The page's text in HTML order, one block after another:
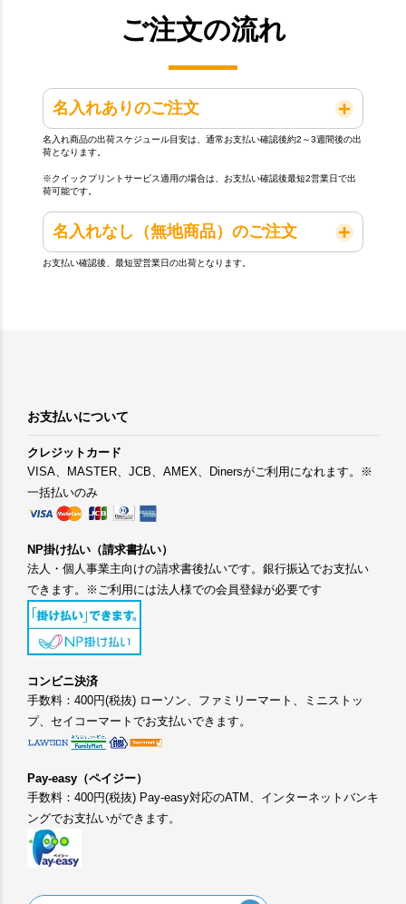
ご注文の流れ
名入れありのご注文
名入れ商品の出荷スケジュール目安は、通常お支払い確認後約2～3週間後の出
荷となります。
※クイックプリントサービス適用の場合は、お支払い確認後最短2営業日で出
荷可能です。
名入れなし（無地商品）のご注文
お支払い確認後、最短翌営業日の出荷となります。
お支払いについて
クレジットカード
VISA、MASTER、JCB、AMEX、Dinersがご利用になれます。※
一括払いのみ
NP掛け払い（請求書払い）
法人・個人事業主向けの請求書後払いです。銀行振込でお支払い
できます。※ご利用には法人様での会員登録が必要です
コンビニ決済
手数料：400円(税抜) ローソン、ファミリーマート、ミニストッ
プ、セイコーマートでお支払いできます。
Pay-easy（ペイジー）
手数料：400円(税抜) Pay-easy対応のATM、インターネットバンキ
ングでお支払いができます。